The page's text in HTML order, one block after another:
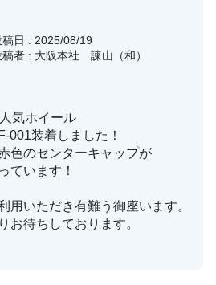
稿日 : 2025/08/19
稿者 : 大阪本社 諫山（和）
気ホイール
001装着しました！
色のセンターキャップが
ています！
用いただき有難う御座います。
お待ちしております。